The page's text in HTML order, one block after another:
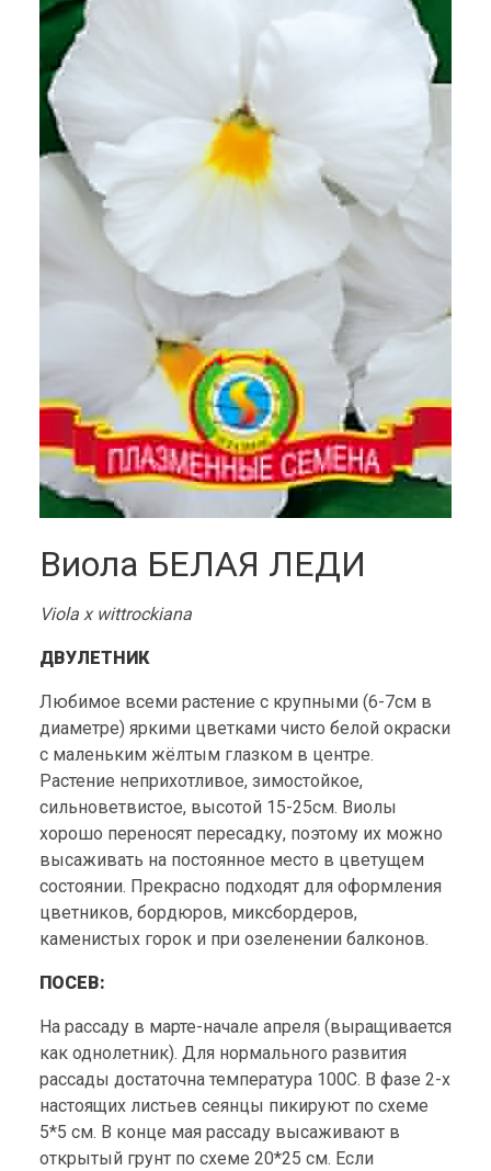
Виола БЕЛАЯ ЛЕДИ
Viola x wittrockiana
ДВУЛЕТНИК
Любимое всеми растение с крупными (6-7см в
диаметре) яркими цветками чисто белой окраски
с маленьким жёлтым глазком в центре.
Растение неприхотливое, зимостойкое,
сильноветвистое, высотой 15-25см. Виолы
хорошо переносят пересадку, поэтому их можно
высаживать на постоянное место в цветущем
состоянии. Прекрасно подходят для оформления
цветников, бордюров, миксбордеров,
каменистых горок и при озеленении балконов.
ПОСЕВ:
На рассаду в марте-начале апреля (выращивается
как однолетник). Для нормального развития
рассады достаточна температура 100С. В фазе 2-х
настоящих листьев сеянцы пикируют по схеме
5*5 см. В конце мая рассаду высаживают в
открытый грунт по схеме 20*25 см. Если